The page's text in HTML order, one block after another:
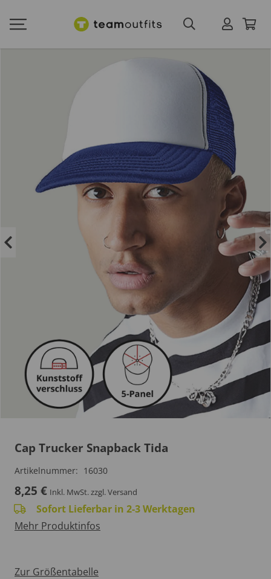
Cap Trucker Snapback Tida
Artikelnummer: 16030
8,25 € Inkl. MwSt.zzgl. Versand
Sofort Lieferbar in 2-3 Werktagen
Mehr Produktinfos
Zur Größentabelle